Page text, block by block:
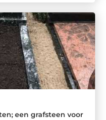
een grafsteen voor